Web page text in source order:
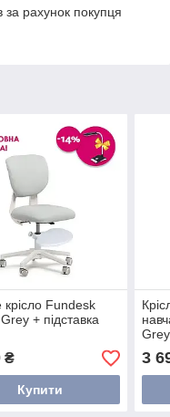
рахунок покупця
крісло Fundesk
+ підставка
₴
Купити
Grey
3